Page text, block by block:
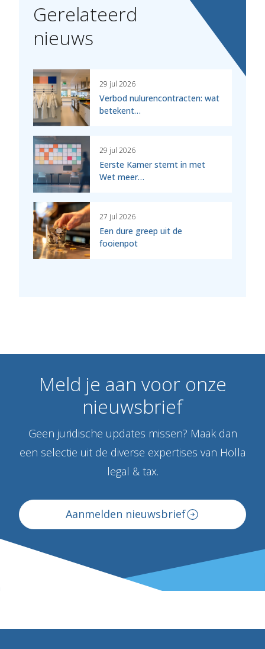
Gerelateerd
nieuws
29 jul 2026
Verbod nulurencontracten: wat
betekent…
29 jul 2026
Eerste Kamer stemt in met
Wet meer…
27 jul 2026
Een dure greep uit de
fooienpot
Meld je aan voor onze
nieuwsbrief
Geen juridische updates missen? Maak dan
een selectie uit de diverse expertises van Holla
legal & tax.
Aanmelden nieuwsbrief